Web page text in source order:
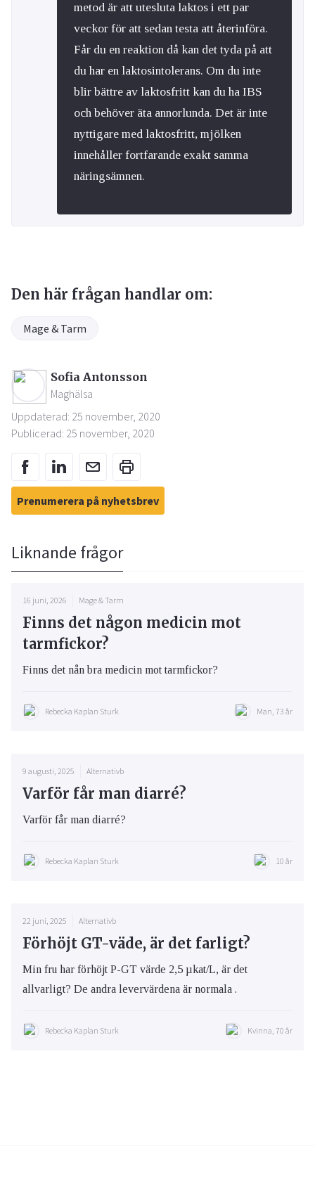
metod är att utesluta laktos i ett par
veckor för att sedan testa att återinföra.
Får du en reaktion då kan det tyda på att
du har en laktosintolerans. Om du inte
blir bättre av laktosfritt kan du ha IBS
och behöver äta annorlunda. Det är inte
nyttigare med laktosfritt, mjölken
innehåller fortfarande exakt samma
näringsämnen.
Den här frågan handlar om:
Mage & Tarm
Sofia Antonsson
Maghälsa
Uppdaterad: 25 november, 2020
Publicerad: 25 november, 2020
Prenumerera på nyhetsbrev
Liknande frågor
16 juni, 2026 Mage & Tarm
Finns det någon medicin mot
tarmfickor?
Finns det nån bra medicin mot tarmfickor?
Rebecka Kaplan Sturk Man, 73 år
9 augusti, 2025 Alternativb
Varför får man diarré?
Varför får man diarré?
Rebecka Kaplan Sturk 10 år
22 juni, 2025 Alternativb
Förhöjt GT-väde, är det farligt?
Min fru har förhöjt P-GT värde 2,5 µkat/L, är det
allvarligt? De andra levervärdena är normala .
Rebecka Kaplan Sturk Kvinna, 70 år